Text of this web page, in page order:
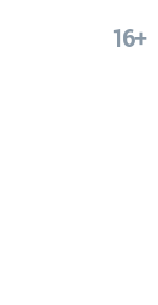
16+